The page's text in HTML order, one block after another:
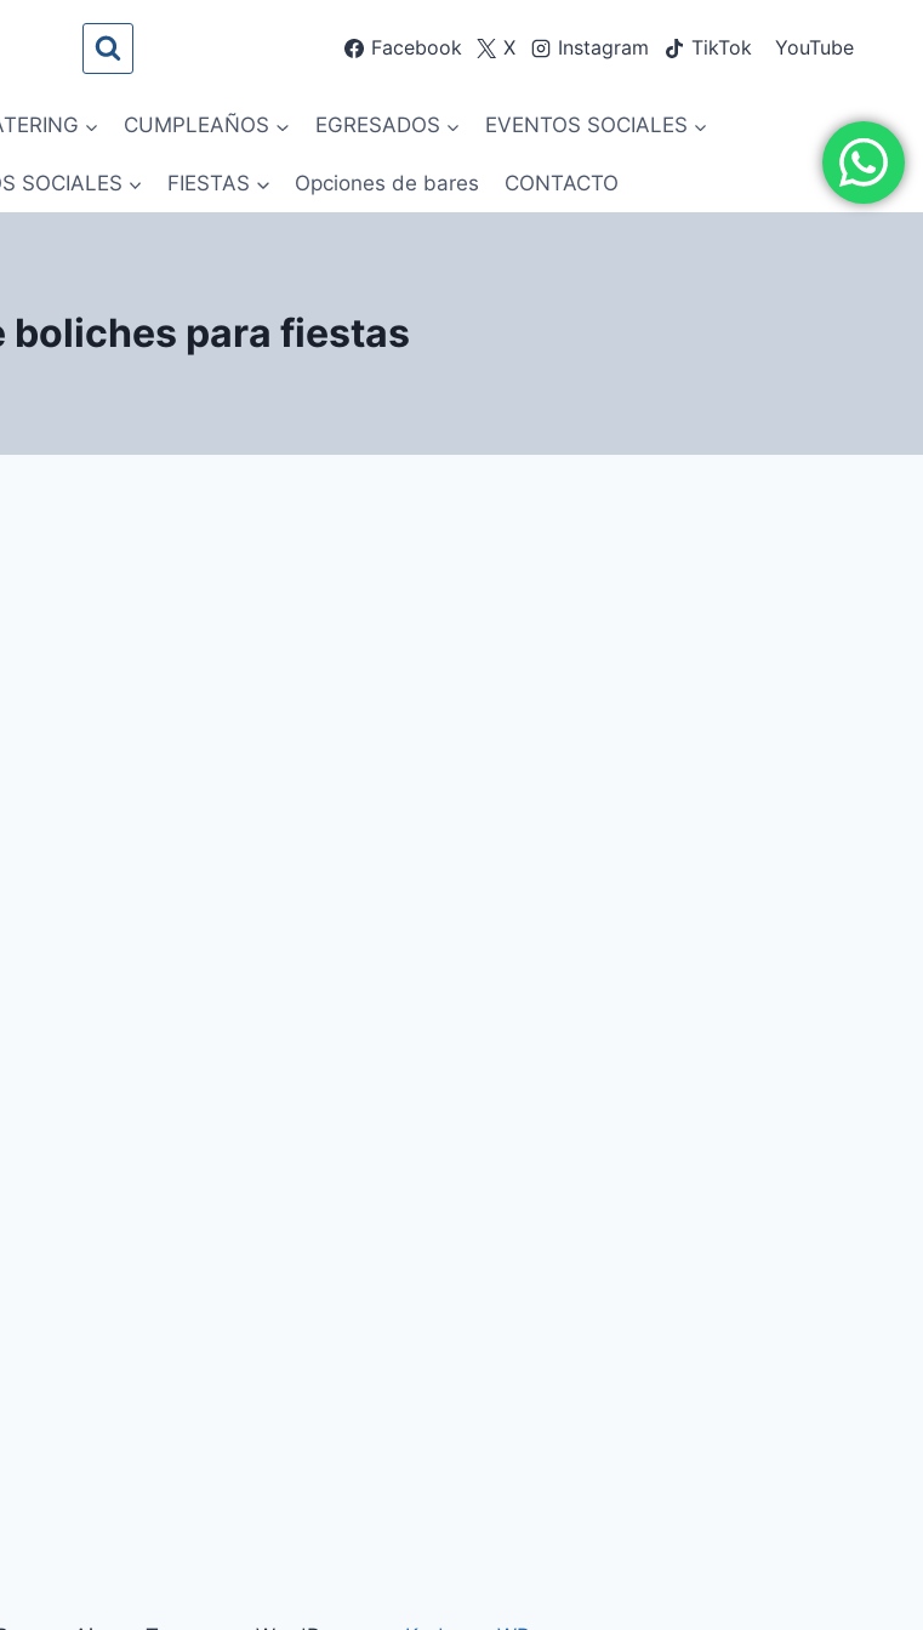
Facebook X Instagram TikTok YouTube
CUMPLEAÑOS EGRESADOS EVENTOS SOCIALES
SOCIALES FIESTAS Opciones de bares CONTACTO
boliches para fiestas